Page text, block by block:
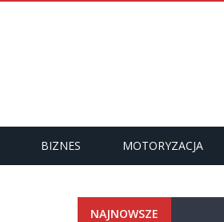
BIZNES MOTORYZACJA
NAJNOWSZE